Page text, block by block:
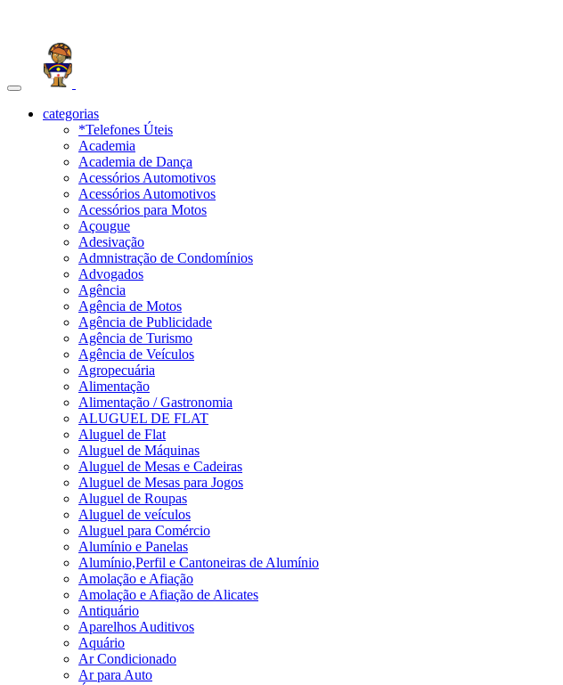
Toggle
navigationcategorias
*Telefones Úteis
Academia
Academia de Dança
Acessórios Automotivos
Acessórios Automotivos
Acessórios para Motos
Açougue
Adesivação
Admnistração de Condomínios
Advogados
Agência
Agência de Motos
Agência de Publicidade
Agência de Turismo
Agência de Veículos
Agropecuária
Alimentação
Alimentação / Gastronomia
ALUGUEL DE FLAT
Aluguel de Flat
Aluguel de Máquinas
Aluguel de Mesas e Cadeiras
Aluguel de Mesas para Jogos
Aluguel de Roupas
Aluguel de veículos
Aluguel para Comércio
Alumínio e Panelas
Alumínio,Perfil e Cantoneiras de Alumínio
Amolação e Afiação
Amolação e Afiação de Alicates
Antiquário
Aparelhos Auditivos
Aquário
Ar Condicionado
Ar para Auto